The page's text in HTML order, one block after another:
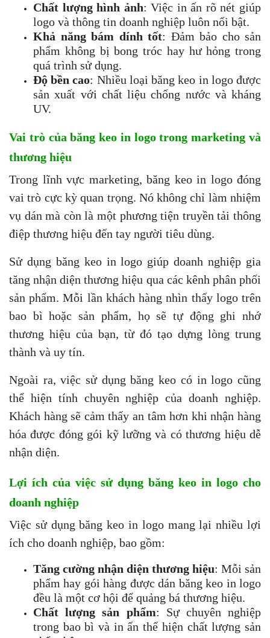
Chất lượng hình ảnh: Việc in ấn rõ nét giúp
logo và thông tin doanh nghiệp luôn nổi bật.
Khả năng bám dính tốt: Đảm bảo cho sản
phẩm không bị bong tróc hay hư hỏng trong
quá trình sử dụng.
Độ bền cao: Nhiều loại băng keo in logo được
sản xuất với chất liệu chống nước và kháng
UV.
Vai trò của băng keo in logo trong marketing và
thương hiệu
Trong lĩnh vực marketing, băng keo in logo đóng
vai trò cực kỳ quan trọng. Nó không chỉ làm nhiệm
vụ dán mà còn là một phương tiện truyền tải thông
điệp thương hiệu đến tay người tiêu dùng.
Sử dụng băng keo in logo giúp doanh nghiệp gia
tăng nhận diện thương hiệu qua các kênh phân phối
sản phẩm. Mỗi lần khách hàng nhìn thấy logo trên
bao bì hoặc sản phẩm, họ sẽ tự động ghi nhớ
thương hiệu của bạn, từ đó tạo dựng lòng trung
thành và uy tín.
Ngoài ra, việc sử dụng băng keo có in logo cũng
thể hiện tính chuyên nghiệp của doanh nghiệp.
Khách hàng sẽ cảm thấy an tâm hơn khi nhận hàng
hóa được đóng gói kỹ lưỡng và có thương hiệu dễ
nhận diện.
Lợi ích của việc sử dụng băng keo in logo cho
doanh nghiệp
Việc sử dụng băng keo in logo mang lại nhiều lợi
ích cho doanh nghiệp, bao gồm:
Tăng cường nhận diện thương hiệu: Mỗi sản
phẩm hay gói hàng được dán băng keo in logo
đều là một cơ hội để quảng bá thương hiệu.
Chất lượng sản phẩm: Sự chuyên nghiệp
trong bao bì và in ấn thể hiện chất lượng sản